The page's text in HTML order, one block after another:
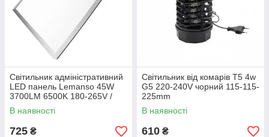
Світильник адміністративний
LED панель Lemanso 45W
3700LM 6500K 180-265V /
LM1000
В наявності
725 ₴
Світильник від комарів T5 4w
G5 220-240V чорний 115-115-
225mm
В наявності
610 ₴